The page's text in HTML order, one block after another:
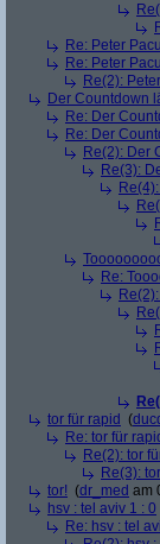
Re: Peter
Re: Peter
Re(2):
Der Countdown
Re: Der
Re: Der
Re(2): Der
Re(3):
Re:
tor für rapid (
Re: tor für
Re(2): tor
Re(3):
tor! (dr_med am
hsv : tel aviv 1 : 0
Re: hsv : tel